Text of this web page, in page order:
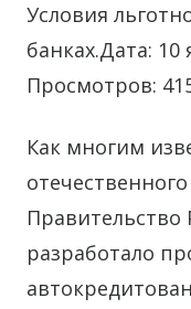
Условия
банках.Дата: 10
Просмотров:
Как многим
разработало